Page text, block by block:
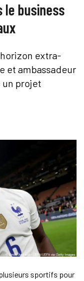
le business
extra-
et ambassadeur
un projet
sportifs pour